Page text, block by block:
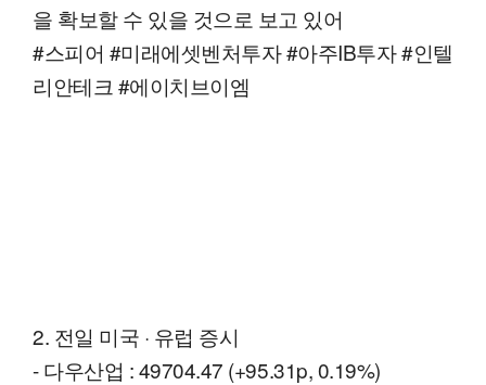
을 확보할 수 있을 것으로 보고 있어
#스피어 #미래에셋벤처투자 #아주IB투자 #인텔
리안테크 #에이치브이엠
2. 전일 미국 · 유럽 증시
- 다우산업 : 49704.47 (+95.31p, 0.19%)